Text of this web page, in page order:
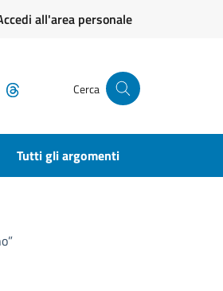
all'area personale
WhatsApp Cerca
Tutti gli argomenti